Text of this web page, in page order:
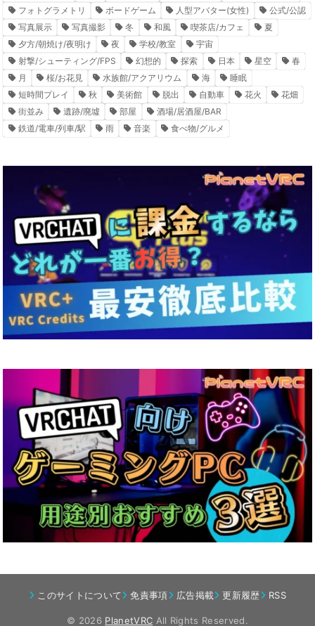
フォトグラメトリ
ボードゲーム 人型アバター(女性)
公式/公認
写真展示
写真撮影 冬 和風 喫茶店/カフェ
夏
夕方/朝焼け/夜明け
夜 学校/教室
宇宙
射撃/シューティング/FPS
幻想的 探索 日本 星空
春
月
桜/お花見 水族館/アクアリウム 海
睡眠
短時間プレイ
秋 美術館 脱出 自動車 花火
花畑
街並み
遺跡/廃墟 部屋
酒場/居酒屋/BAR
鉄道/電車/列車/駅
雨 音楽 食べ物/グルメ
このサイトについて 免責事項 広告掲載 更新履歴 RSS
© 2026 PlanetVRC All Rights Reserved.